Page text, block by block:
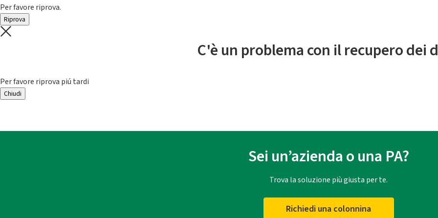
Per favore riprova.
Riprova
C'è un problema con il recupero dei
Per favore riprova piú tardi
Chiudi
Sei un’azienda o una PA?
Trova la soluzione più giusta per te.
Richiedi una colonnina